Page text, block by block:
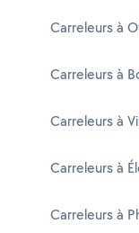
Carreleurs à
Carreleurs à
Carreleurs à
Carreleurs à
Carreleurs à